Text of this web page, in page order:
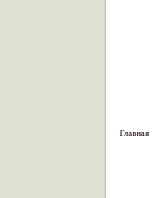
Главная